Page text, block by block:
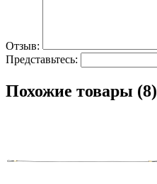
Отзыв:
Представьтесь:
Похожие товары (8)